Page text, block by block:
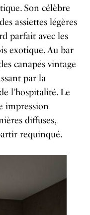
Son célèbre
assiettes légères
parfait avec les
exotique. Au bar
canapés vintage
par la
l’hospitalité. Le
impression
diffuses,
requinqué.